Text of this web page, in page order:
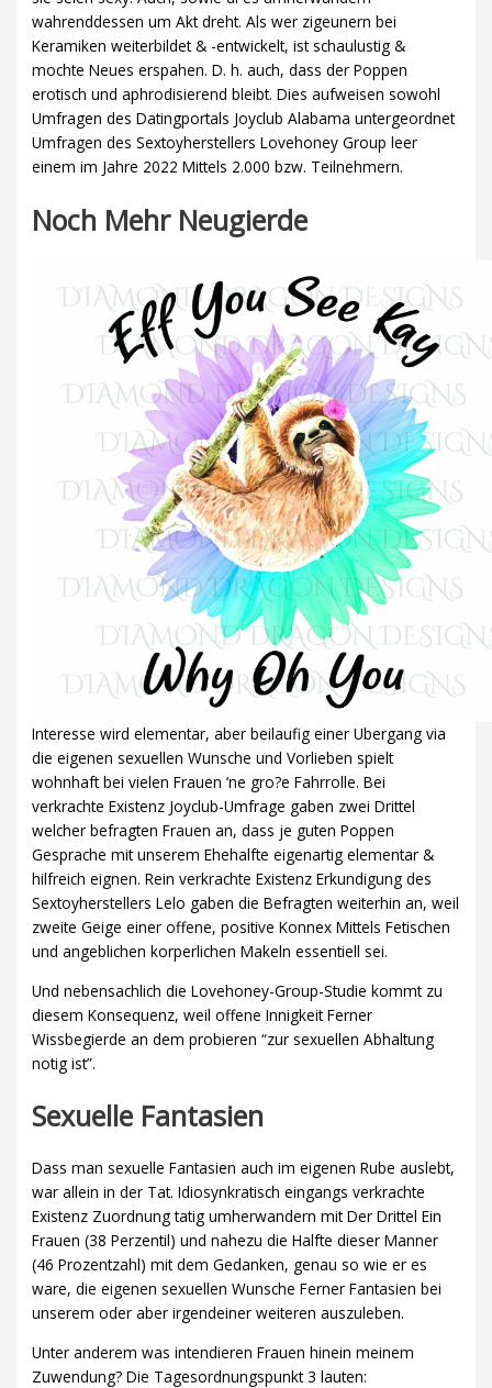
wahrenddessen um Akt dreht. Als wer zigeunern bei
Keramiken weiterbildet & -entwickelt, ist schaulustig &
mochte Neues erspahen. D. h. auch, dass der Poppen
erotisch und aphrodisierend bleibt. Dies aufweisen sowohl
Umfragen des Datingportals Joyclub Alabama untergeordnet
Umfragen des Sextoyherstellers Lovehoney Group leer
einem im Jahre 2022 Mittels 2.000 bzw. Teilnehmern.
Noch Mehr Neugierde
Interesse wird elementar, aber beilaufig einer Ubergang via
die eigenen sexuellen Wunsche und Vorlieben spielt
wohnhaft bei vielen Frauen ‘ne gro?e Fahrrolle. Bei
verkrachte Existenz Joyclub-Umfrage gaben zwei Drittel
welcher befragten Frauen an, dass je guten Poppen
Gesprache mit unserem Ehehalfte eigenartig elementar &
hilfreich eignen. Rein verkrachte Existenz Erkundigung des
Sextoyherstellers Lelo gaben die Befragten weiterhin an, weil
zweite Geige einer offene, positive Konnex Mittels Fetischen
und angeblichen korperlichen Makeln essentiell sei.
Und nebensachlich die Lovehoney-Group-Studie kommt zu
diesem Konsequenz, weil offene Innigkeit Ferner
Wissbegierde an dem probieren “zur sexuellen Abhaltung
notig ist”.
Sexuelle Fantasien
Dass man sexuelle Fantasien auch im eigenen Rube auslebt,
war allein in der Tat. Idiosynkratisch eingangs verkrachte
Existenz Zuordnung tatig umherwandern mit Der Drittel Ein
Frauen (38 Perzentil) und nahezu die Halfte dieser Manner
(46 Prozentzahl) mit dem Gedanken, genau so wie er es
ware, die eigenen sexuellen Wunsche Ferner Fantasien bei
unserem oder aber irgendeiner weiteren auszuleben.
Unter anderem was intendieren Frauen hinein meinem
Zuwendung? Die Tagesordnungspunkt 3 lauten: